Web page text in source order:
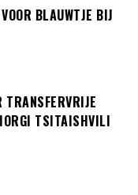
BLAUWTJE BIJ
TRANSFERVRIJE
TSITAISHVILI